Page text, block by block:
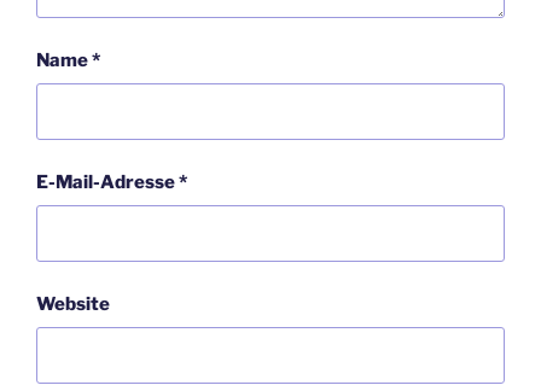
Name*
E-Mail-Adresse*
Website